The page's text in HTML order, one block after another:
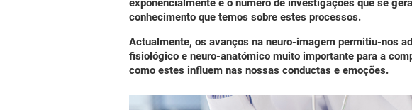
exponencialmente e o número de investigações que se
conhecimento que temos sobre estes processos.
Actualmente, os avanços na neuro-imagem permitiu-nos
fisiológico e neuro-anatómico muito importante para a
como estes influem nas nossas conductas e emoções.